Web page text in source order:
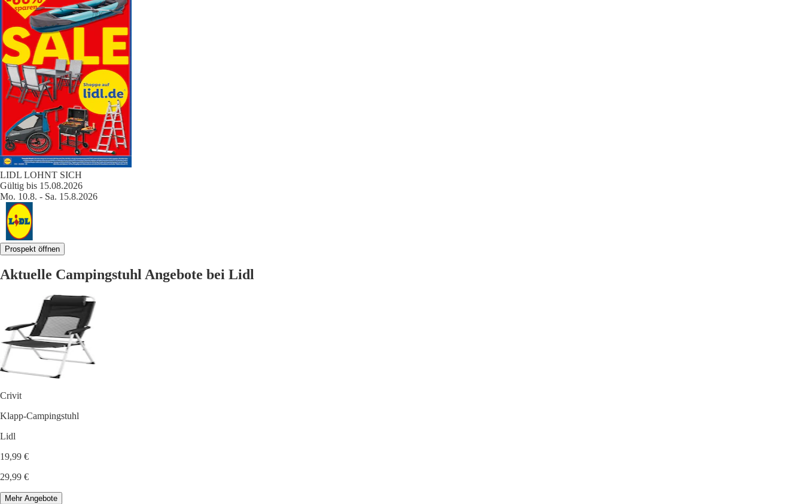
LIDL LOHNT SICH
Gültig bis 15.08.2026
Mo. 10.8. - Sa. 15.8.2026
Prospekt öffnen
Aktuelle Campingstuhl Angebote bei Lidl
Crivit
Klapp-Campingstuhl
Lidl
19,99 €
29,99 €
Mehr Angebote